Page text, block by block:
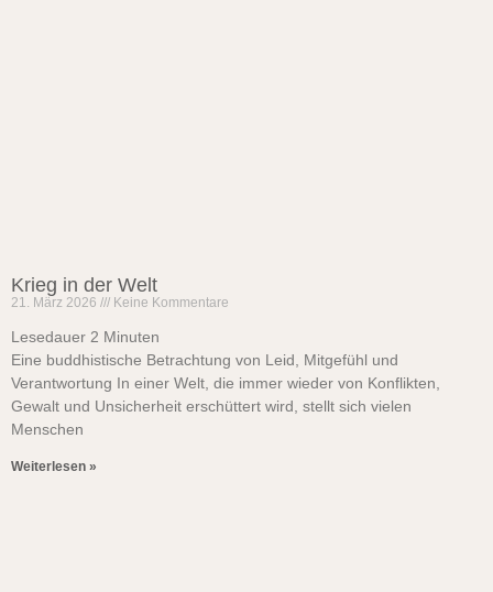
Krieg in der Welt
21. März 2026 Keine Kommentare
Lesedauer 2 Minuten
Eine buddhistische Betrachtung von Leid, Mitgefühl und
Verantwortung In einer Welt, die immer wieder von Konflikten,
Gewalt und Unsicherheit erschüttert wird, stellt sich vielen
Menschen
Weiterlesen »